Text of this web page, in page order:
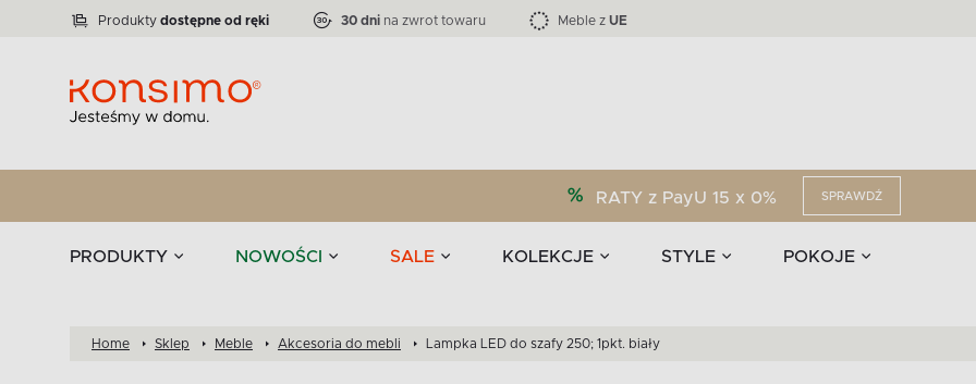
Produkty dostępne od ręki 30 dni na zwrot towaru Meble z UE
RATY z PayU 15 x 0% SPRAWDŹ
PRODUKTY NOWOŚCI SALE KOLEKCJE STYLE POKOJE
Zastawy stołowe i akcesoria
Kolekcja narożników RATLO -39 % Kolekcja mebli LOFTY -45 %
VICTO Liczba produktów:71 EPIRI Liczba produktów:
ELEGANT Liczba produktów:864 TEENS Liczba produktów:
stołowe
Home Sklep Meble Akcesoria do mebli Lampka LED do szafy 250; 1pkt. biały